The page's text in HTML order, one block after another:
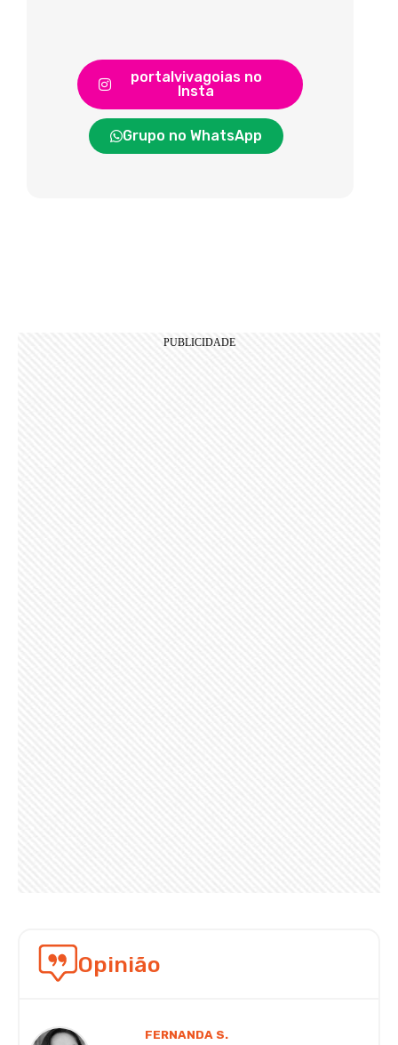
portalvivagoias no
Insta
Grupo no WhatsApp
Opinião
FERNANDA S.